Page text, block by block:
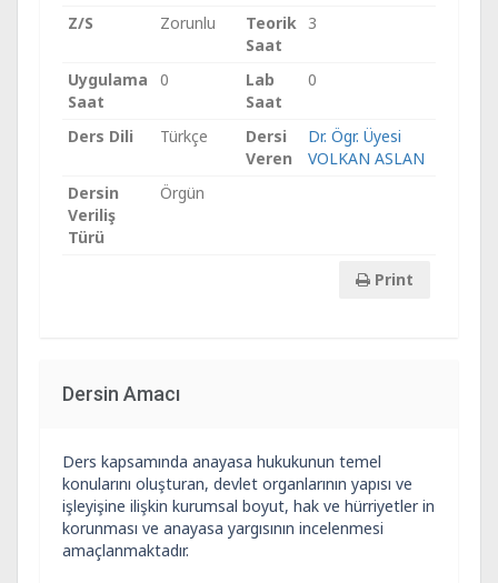
Z/S
Zorunlu
Teorik
Saat
3
Uygulama
Saat
0
Lab
Saat
0
Ders Dili Türkçe
Dersi
Veren
Dr. Ögr. Üyesi
VOLKAN ASLAN
Dersin
Veriliş
Türü
Örgün
Print
Dersin Amacı
Ders kapsamında anayasa hukukunun temel
konularını oluşturan, devlet organlarının yapısı ve
işleyişine ilişkin kurumsal boyut, hak ve hürriyetler in
korunması ve anayasa yargısının incelenmesi
amaçlanmaktadır.